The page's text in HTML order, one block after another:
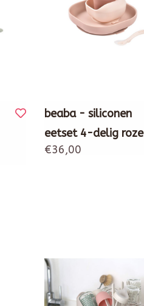
beaba - siliconen
eetset 4-delig roze
€36,00